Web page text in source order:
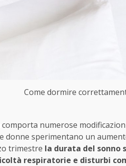
Come dormire
comporta numerose
donne sperimentano un
trimestre la durata del sonno
respiratorie e disturbi